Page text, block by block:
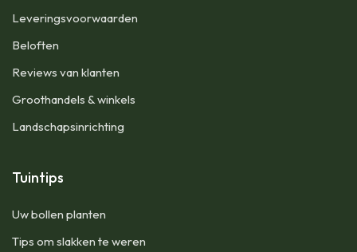
Leveringsvoorwaarden
Beloften
Reviews van klanten
Groothandels & winkels
Landschapsinrichting
Tuintips
Uw bollen planten
Tips om slakken te weren